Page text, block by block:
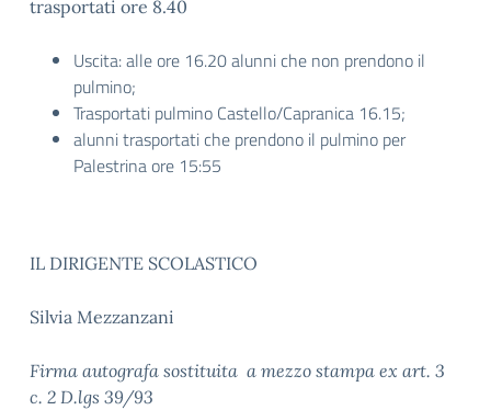
trasportati ore 8.40
Uscita: alle ore 16.20 alunni che non prendono il
pulmino;
Trasportati pulmino Castello/Capranica 16.15;
alunni trasportati che prendono il pulmino per
Palestrina ore 15:55
IL DIRIGENTE SCOLASTICO
Silvia Mezzanzani
Firma autografa sostituita a mezzo stampa ex art. 3
c. 2 D.lgs 39/93